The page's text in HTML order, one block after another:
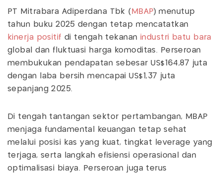
PT Mitrabara Adiperdana Tbk ( MBAP) menutup
tahun buku 2025 dengan tetap mencatatkan
kinerja positif di tengah tekanan industri batu bara
global dan fluktuasi harga komoditas. Perseroan
membukukan pendapatan sebesar US$164,87 juta
dengan laba bersih mencapai US$1,37 juta
sepanjang 2025.
Di tengah tantangan sektor pertambangan, MBAP
menjaga fundamental keuangan tetap sehat
melalui posisi kas yang kuat, tingkat leverage yang
terjaga, serta langkah efisiensi operasional dan
optimalisasi biaya. Perseroan juga terus